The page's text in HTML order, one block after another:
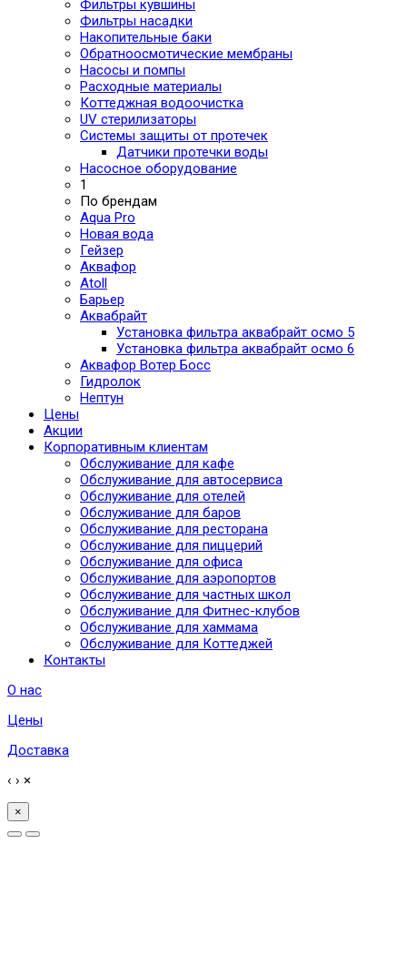
Фильтры кувшины
Фильтры насадки
Накопительные баки
Обратноосмотические мембраны
Насосы и помпы
Расходные материалы
Коттеджная водоочистка
UV стерилизаторы
Системы защиты от протечек
Датчики протечки воды
Насосное оборудование
1
По брендам
Aqua Pro
Новая вода
Гейзер
Аквафор
Atoll
Барьер
Аквабрайт
Установка фильтра аквабрайт осмо 5
Установка фильтра аквабрайт осмо 6
Аквафор Вотер Босс
Гидролок
Нептун
Цены
Акции
Корпоративным клиентам
Обслуживание для кафе
Обслуживание для автосервиса
Обслуживание для отелей
Обслуживание для баров
Обслуживание для ресторана
Обслуживание для пиццерий
Обслуживание для офиса
Обслуживание для аэропортов
Обслуживание для частных школ
Обслуживание для Фитнес-клубов
Обслуживание для хаммама
Обслуживание для Коттеджей
Контакты
О нас
Цены
Доставка
‹ › ×
×